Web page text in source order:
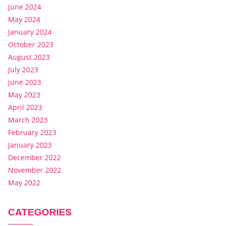
June 2024
May 2024
January 2024
October 2023
August 2023
July 2023
June 2023
May 2023
April 2023
March 2023
February 2023
January 2023
December 2022
November 2022
May 2022
CATEGORIES